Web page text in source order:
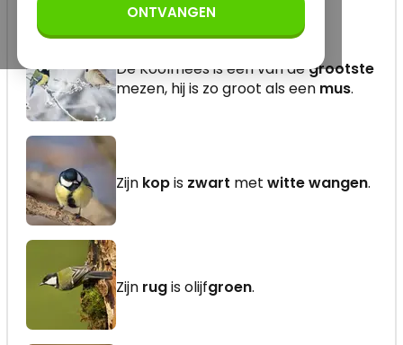
De Koolmees is een van degrootste
mezen, hij is zo groot als een mus.
Zijn kopis zwart met witte wangen.
Zijn rugis olijfgroen.
ONTVANGEN